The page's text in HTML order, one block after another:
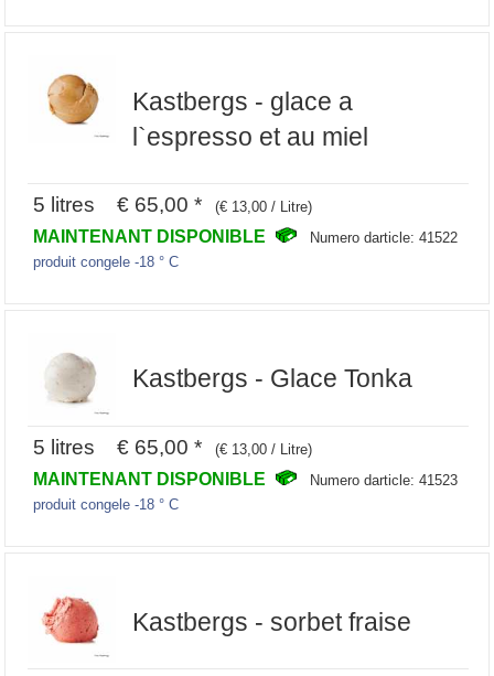
Kastbergs - glace a
l`espresso et au miel
5 litres € 65,00 * (€ 13,00 / Litre)
MAINTENANT DISPONIBLE
Numero darticle: 41522
produit congele -18 ° C
Kastbergs - Glace Tonka
5 litres € 65,00 * (€ 13,00 / Litre)
MAINTENANT DISPONIBLE
Numero darticle: 41523
produit congele -18 ° C
Kastbergs - sorbet fraise